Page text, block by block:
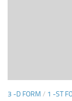
3 -D FORM / 1 -ST